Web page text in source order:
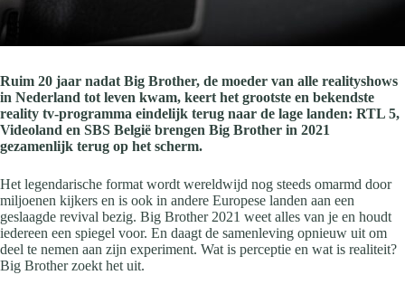
Ruim 20 jaar nadat Big Brother, de moeder van alle realityshows
in Nederland tot leven kwam, keert het grootste en bekendste
reality tv-programma eindelijk terug naar de lage landen: RTL 5,
Videoland en SBS België brengen Big Brother in 2021
gezamenlijk terug op het scherm.
Het legendarische format wordt wereldwijd nog steeds omarmd door
miljoenen kijkers en is ook in andere Europese landen aan een
geslaagde revival bezig. Big Brother 2021 weet alles van je en houdt
iedereen een spiegel voor. En daagt de samenleving opnieuw uit om
deel te nemen aan zijn experiment. Wat is perceptie en wat is realiteit?
Big Brother zoekt het uit.